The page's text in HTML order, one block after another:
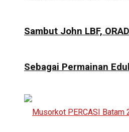
Sambut John LBF,
Sebagai Permainan